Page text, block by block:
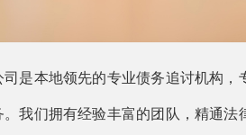
司是本地领先的专业债务追讨机构，
。我们拥有经验丰富的团队，精通法